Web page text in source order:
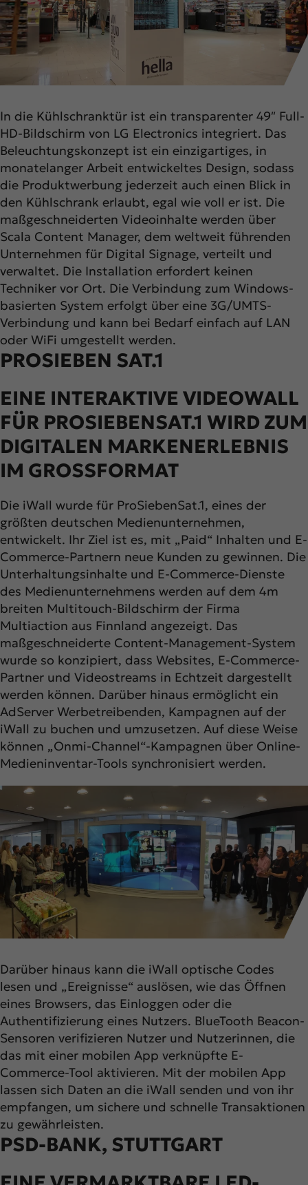
In die Kühlschranktür ist ein transparenter 49″ Full-
HD-Bildschirm von LG Electronics integriert. Das
Beleuchtungskonzept ist ein einzigartiges, in
monatelanger Arbeit entwickeltes Design, sodass
die Produktwerbung jederzeit auch einen Blick in
den Kühlschrank erlaubt, egal wie voll er ist. Die
maßgeschneiderten Videoinhalte werden über
Scala Content Manager, dem weltweit führenden
Unternehmen für Digital Signage, verteilt und
verwaltet. Die Installation erfordert keinen
Techniker vor Ort. Die Verbindung zum Windows-
basierten System erfolgt über eine 3G/UMTS-
Verbindung und kann bei Bedarf einfach auf LAN
oder WiFi umgestellt werden.
PROSIEBEN SAT.1
EINE INTERAKTIVE VIDEOWALL
FÜR PROSIEBENSAT.1 WIRD ZUM
DIGITALEN MARKENERLEBNIS
IM GROSSFORMAT
Die iWall wurde für ProSiebenSat.1, eines der
größten deutschen Medienunternehmen,
entwickelt. Ihr Ziel ist es, mit „Paid“ Inhalten und E-
Commerce-Partnern neue Kunden zu gewinnen. Die
Unterhaltungsinhalte und E-Commerce-Dienste
des Medienunternehmens werden auf dem 4m
breiten Multitouch-Bildschirm der Firma
Multiaction aus Finnland angezeigt. Das
maßgeschneiderte Content-Management-System
wurde so konzipiert, dass Websites, E-Commerce-
Partner und Videostreams in Echtzeit dargestellt
werden können. Darüber hinaus ermöglicht ein
AdServer Werbetreibenden, Kampagnen auf der
iWall zu buchen und umzusetzen. Auf diese Weise
können „Onmi-Channel“-Kampagnen über Online-
Medieninventar-Tools synchronisiert werden.
Darüber hinaus kann die iWall optische Codes
lesen und „Ereignisse“ auslösen, wie das Öffnen
eines Browsers, das Einloggen oder die
Authentifizierung eines Nutzers. BlueTooth Beacon-
Sensoren verifizieren Nutzer und Nutzerinnen, die
das mit einer mobilen App verknüpfte E-
Commerce-Tool aktivieren. Mit der mobilen App
lassen sich Daten an die iWall senden und von ihr
empfangen, um sichere und schnelle Transaktionen
zu gewährleisten.
PSD-BANK, STUTTGART